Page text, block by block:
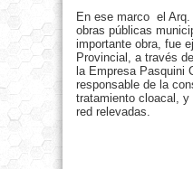
En ese marco el
obras públicas
importante obra, fue
Provincial, a través
la Empresa Pasquini
responsable de la
tratamiento cloacal,
red relevadas.